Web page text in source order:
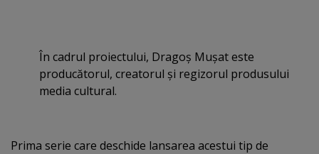
În cadrul proiectului, Dragoş Muşat este
producătorul, creatorul şi regizorul produsului
media cultural.
Prima serie care deschide lansarea acestui tip de